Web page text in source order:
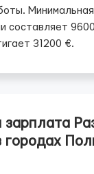
составляет
31200 €.
зарплата
городах